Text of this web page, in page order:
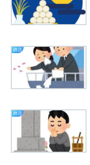
終活
終活